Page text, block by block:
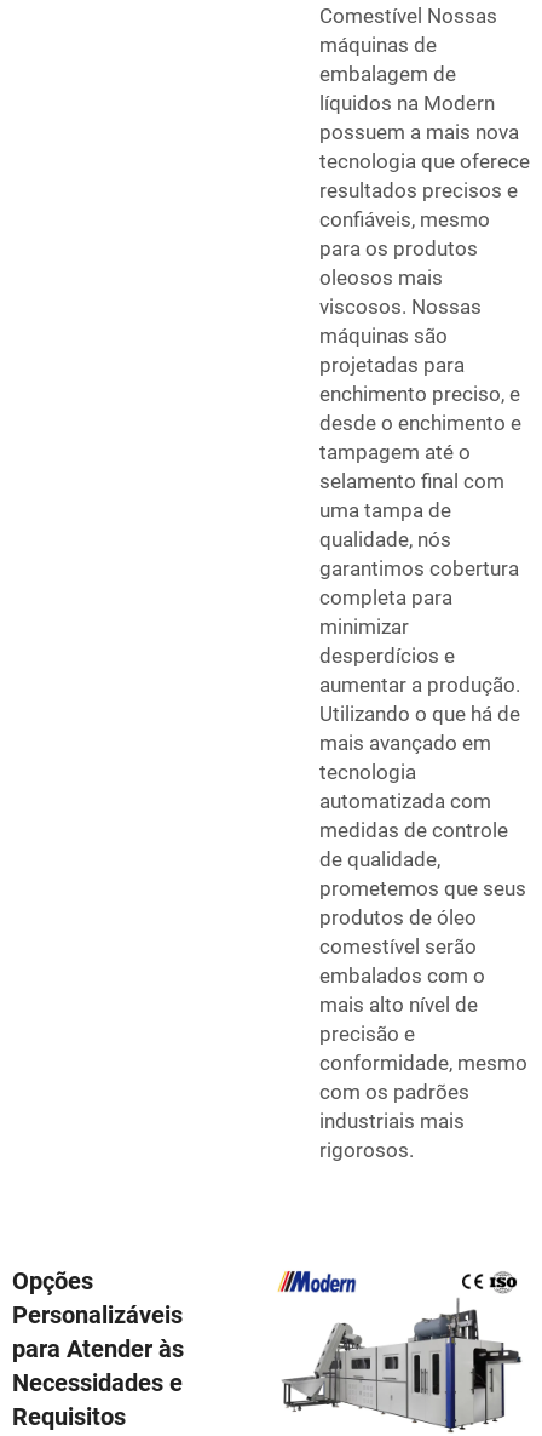
Comestível Nossas
máquinas de
embalagem de
líquidos na Modern
possuem a mais nova
tecnologia que oferece
resultados precisos e
confiáveis, mesmo
para os produtos
oleosos mais
viscosos. Nossas
máquinas são
projetadas para
enchimento preciso, e
desde o enchimento e
tampagem até o
selamento final com
uma tampa de
qualidade, nós
garantimos cobertura
completa para
minimizar
desperdícios e
aumentar a produção.
Utilizando o que há de
mais avançado em
tecnologia
automatizada com
medidas de controle
de qualidade,
prometemos que seus
produtos de óleo
comestível serão
embalados com o
mais alto nível de
precisão e
conformidade, mesmo
com os padrões
industriais mais
rigorosos.
Opções
Personalizáveis
para Atender às
Necessidades e
Requisitos